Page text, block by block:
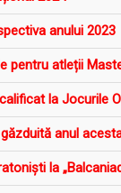
anului 2023
pentru atleții
la Jocurile
anul
la